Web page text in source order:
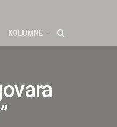
KOLUMNE